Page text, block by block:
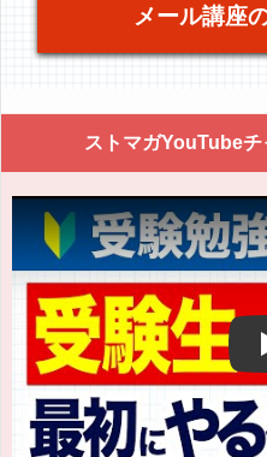
メール講座
ストマガYouTubeチ